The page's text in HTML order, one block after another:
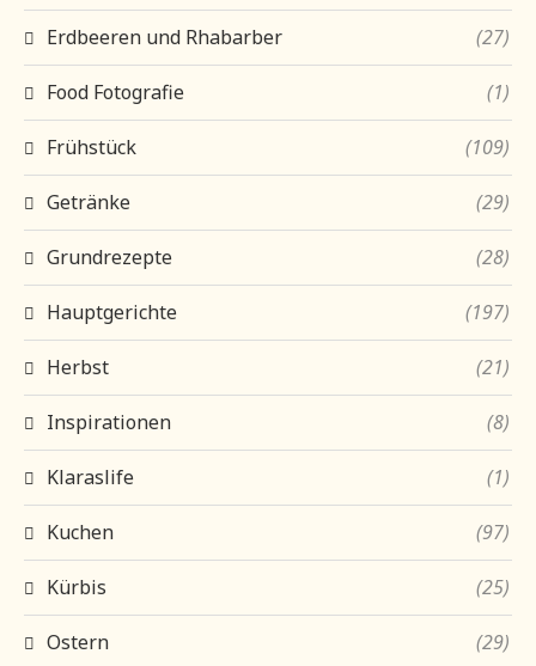
Erdbeeren und Rhabarber (27)
Food Fotografie (1)
Frühstück (109)
Getränke (29)
Grundrezepte (28)
Hauptgerichte (197)
Herbst (21)
Inspirationen (8)
Klaraslife (1)
Kuchen (97)
Kürbis (25)
Ostern (29)